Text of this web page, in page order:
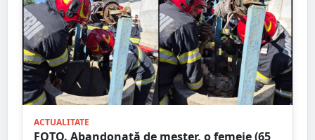
ACTUALITATE
FOTO. Abandonată de meșter, o femeie (65